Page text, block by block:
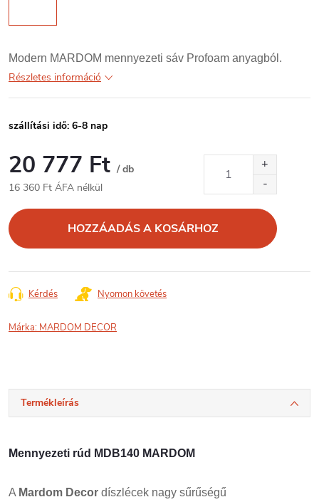
Modern MARDOM mennyezeti sáv Profoam anyagból.
Részletes információ
szállítási idő: 6-8 nap
20 777 Ft / db
16 360 Ft ÁFA nélkül
HOZZÁADÁS A KOSÁRHOZ
Kérdés Nyomon követés
Márka: MARDOM DECOR
Termékleírás
Mennyezeti rúd MDB140 MARDOM
A Mardom Decor díszlécek nagy sűrűségű